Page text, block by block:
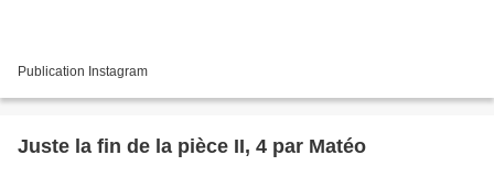
Publication Instagram
Juste la fin de la pièce II, 4 par Matéo